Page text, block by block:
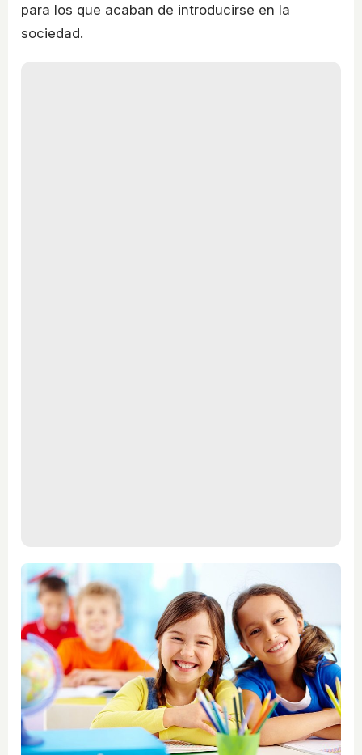
para los que acaban de introducirse en la
sociedad.